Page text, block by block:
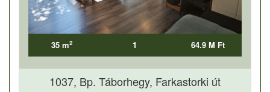
35 m2 1 64.9 M Ft
1037, Bp. Táborhegy, Farkastorki út